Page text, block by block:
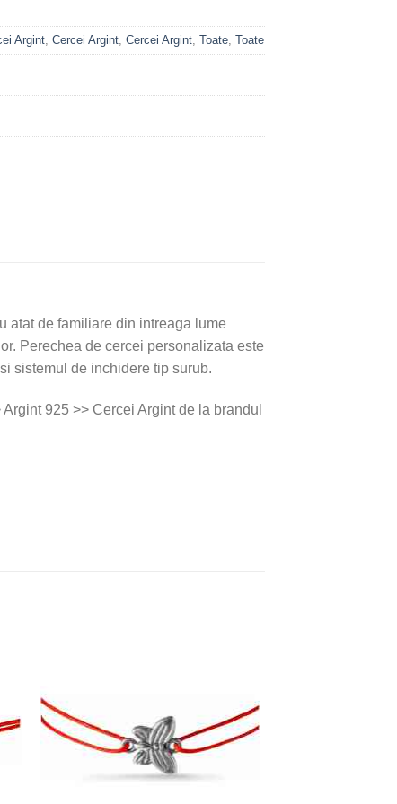
Argint Cercei Argint Cercei Argint Toate Toate
atat de familiare din intreaga lume
Perechea de cercei personalizata este
sistemul de inchidere tip surub.
925 >> Cercei Argint de la brandul